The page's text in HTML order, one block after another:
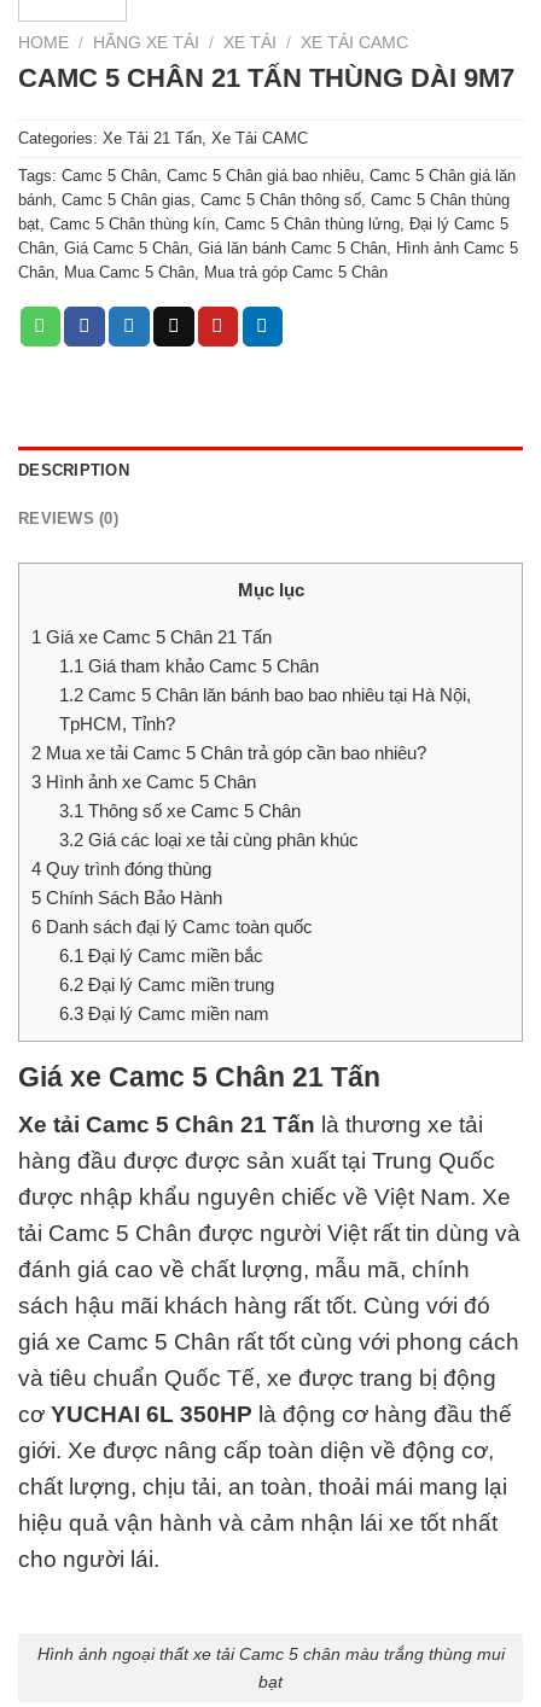
HOME / HÃNG XE TẢI / XE TẢI / XE TẢI CAMC
CAMC 5 CHÂN 21 TẤN THÙNG DÀI 9M7
Categories: Xe Tải 21 Tấn, Xe Tải CAMC
Tags: Camc 5 Chân, Camc 5 Chân giá bao nhiêu, Camc 5 Chân giá lăn
bánh, Camc 5 Chân gias, Camc 5 Chân thông số, Camc 5 Chân thùng
bạt, Camc 5 Chân thùng kín, Camc 5 Chân thùng lửng, Đại lý Camc 5
Chân, Giá Camc 5 Chân, Giá lăn bánh Camc 5 Chân, Hình ảnh Camc 5
Chân, Mua Camc 5 Chân, Mua trả góp Camc 5 Chân
DESCRIPTION
REVIEWS (0)
Mục lục
1 Giá xe Camc 5 Chân 21 Tấn
1.1Giá tham khảo Camc 5 Chân
1.2Camc 5 Chân lăn bánh bao bao nhiêu tại Hà Nội,
TpHCM, Tỉnh?
2 Mua xe tải Camc 5 Chân trả góp cần bao nhiêu?
3 Hình ảnh xe Camc 5 Chân
3.1Thông số xe Camc 5 Chân
3.2Giá các loại xe tải cùng phân khúc
4 Quy trình đóng thùng
5 Chính Sách Bảo Hành
6 Danh sách đại lý Camc toàn quốc
6.1Đại lý Camc miền bắc
6.2Đại lý Camc miền trung
6.3Đại lý Camc miền nam
Giá xe Camc 5 Chân 21 Tấn
Xe tải Camc 5 Chân 21 Tấn là thương xe tải
hàng đầu được được sản xuất tại Trung Quốc
được nhập khẩu nguyên chiếc về Việt Nam. Xe
tải Camc 5 Chân được người Việt rất tin dùng và
đánh giá cao về chất lượng, mẫu mã, chính
sách hậu mãi khách hàng rất tốt. Cùng với đó
giá xe Camc 5 Chân rất tốt cùng với phong cách
và tiêu chuẩn Quốc Tế, xe được trang bị động
cơ YUCHAI 6L 350HP là động cơ hàng đầu thế
giới. Xe được nâng cấp toàn diện về động cơ,
chất lượng, chịu tải, an toàn, thoải mái mang lại
hiệu quả vận hành và cảm nhận lái xe tốt nhất
cho người lái.
Hình ảnh ngoại thất xe tải Camc 5 chân màu trắng thùng mui
bạt